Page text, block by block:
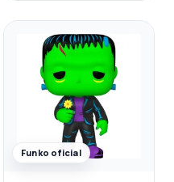
Funko oficial